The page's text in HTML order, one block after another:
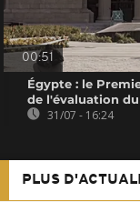
00:51
Égypte : le
de l'évaluation du
31/07 - 16:24
PLUS